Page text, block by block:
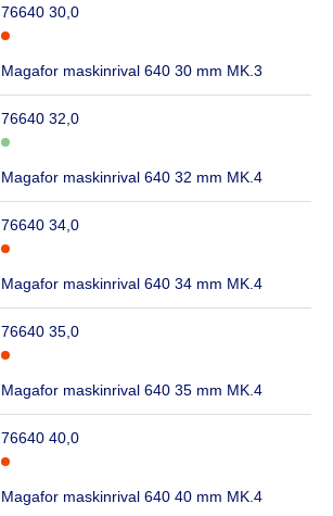
76640 30,0
Magafor maskinrival 640 30 mm MK.3
76640 32,0
Magafor maskinrival 640 32 mm MK.4
76640 34,0
Magafor maskinrival 640 34 mm MK.4
76640 35,0
Magafor maskinrival 640 35 mm MK.4
76640 40,0
Magafor maskinrival 640 40 mm MK.4